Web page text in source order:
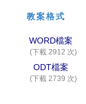
教案格式
WORD檔案
(下載 2912 次)
ODT檔案
(下載 2739 次)